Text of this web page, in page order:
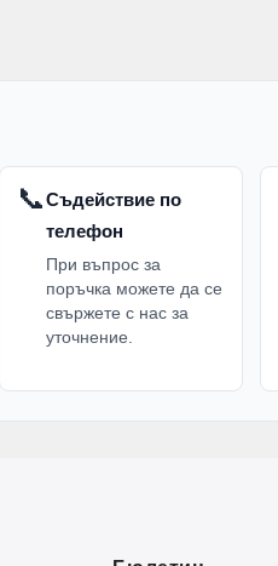
📞Съдействие по
телефон
При въпрос за
поръчка можете да се
свържете с нас за
уточнение.